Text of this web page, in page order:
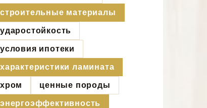
строительные материалы
ударостойкость
условия ипотеки
характеристики ламината
хром ценные породы
энергоэффективность